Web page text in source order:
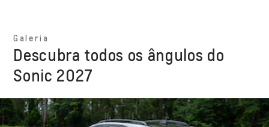
Galeria
Descubra todos os ângulos do
Sonic 2027